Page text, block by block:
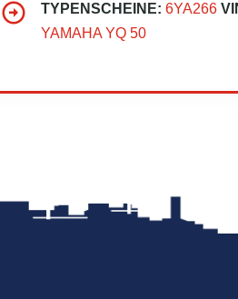
TYPENSCHEINE: 6YA266
YAMAHA YQ 50